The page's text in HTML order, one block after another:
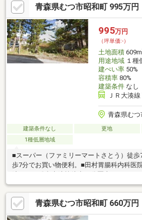
青森県むつ市昭和町 995万円
995万円
（坪単価:-）
土地面積609m
用途地域１種
建ぺい率50%
容積率80%
建築条件なし
ＪＲ大湊
青森県む
建築条件なし 更地
1種低層地域
■スーパー（ファミリーマートさとう）徒
歩7分でお買い物便利。■田村胃腸科内科医
青森県むつ市昭和町 660万円